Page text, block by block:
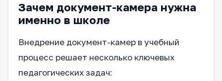
Зачем документ-камера нужна
именно в школе
Внедрение документ-камер в учебный
процесс решает несколько ключевых
педагогических задач: